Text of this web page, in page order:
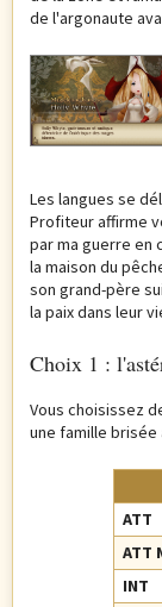
de l'argonaute
Les langues se
Profiteur affirme
par ma guerre en
la maison du
son grand-père
la paix dans leur
Choix 1 :
Vous choisissez
une famille brisée
ATT
ATT
INT